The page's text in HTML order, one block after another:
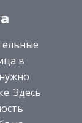
в
Здесь